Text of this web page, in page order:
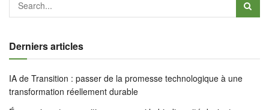
Derniers articles
IA de Transition : passer de la promesse technologique à une
transformation réellement durable